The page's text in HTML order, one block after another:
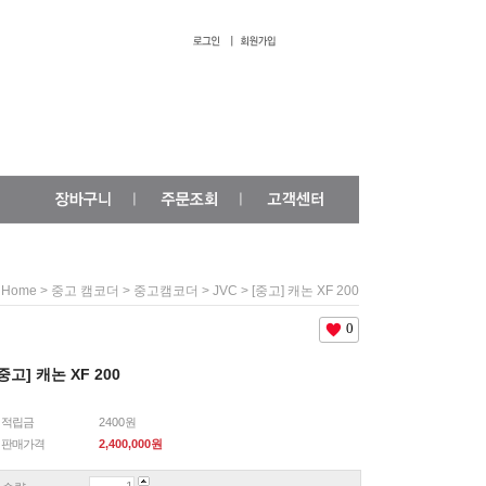
Home > 중고 캠코더 > 중고캠코더 > JVC > [중고] 캐논 XF 200
0
고] 캐논 XF 200
적립금
2400원
판매가격
2,400,000원